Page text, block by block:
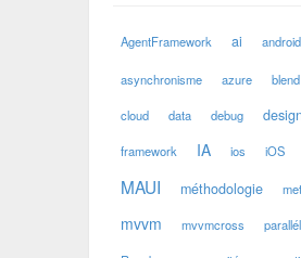
AgentFramework ai android
asynchronisme azure blend
cloud data debug design
framework IA ios iOS
MAUI méthodologie
mvvm mvvmcross